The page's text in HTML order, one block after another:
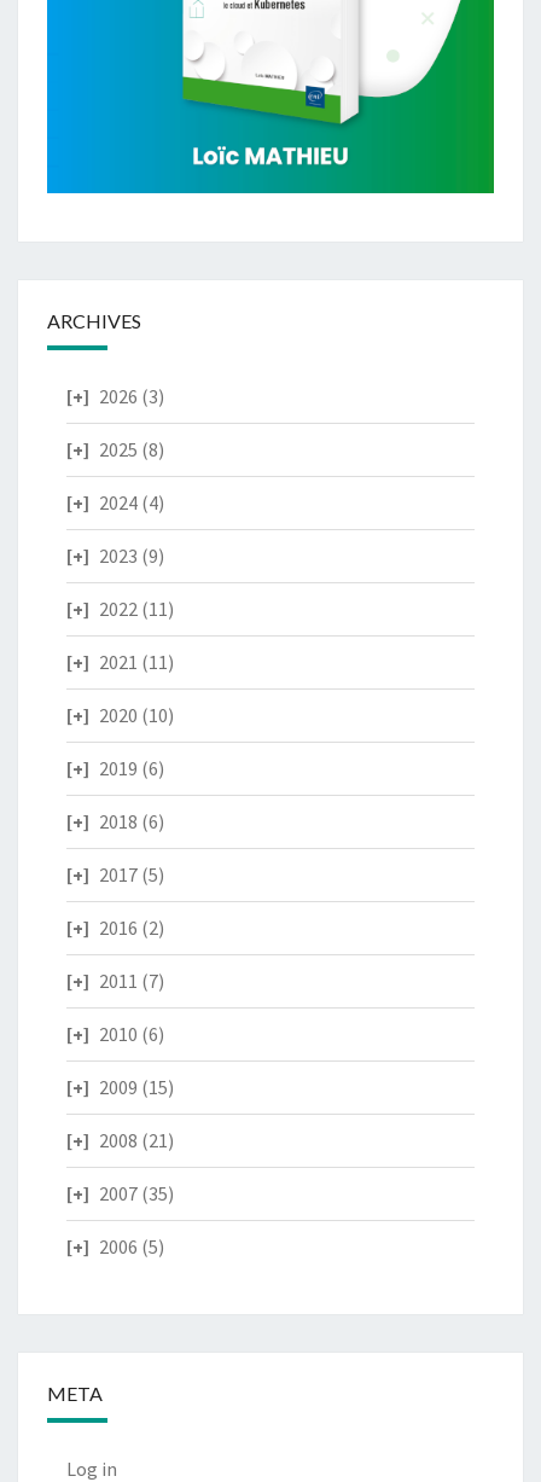
ARCHIVES
2026 (3)
2025 (8)
2024 (4)
2023 (9)
2022 (11)
2021 (11)
2020 (10)
2019 (6)
2018 (6)
2017 (5)
2016 (2)
2011 (7)
2010 (6)
2009 (15)
2008 (21)
2007 (35)
2006 (5)
META
Log in